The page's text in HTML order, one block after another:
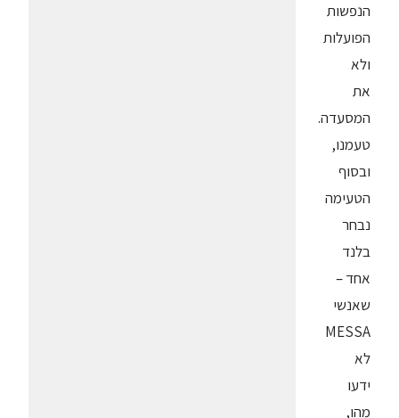
הנפשות
הפועלות
ולא
את
המסעדה.
טעמנו,
ובסוף
הטעימה
נבחר
בלנד
אחד –
שאנשי
MESSA
לא
ידעו
מהו,